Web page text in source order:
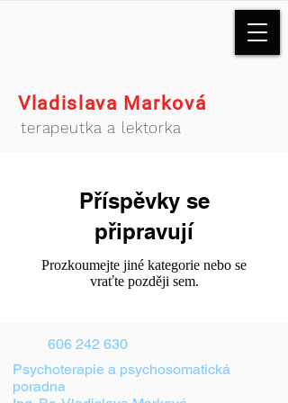
Vladislava Marková
terapeutka a lektorka
Příspěvky se
připravují
Prozkoumejte jiné kategorie nebo se
vraťte později sem.
606 242 630
Psychoterapie a psychosomatická
poradna